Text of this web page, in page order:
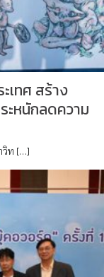
เทศ สร้าง
ะหนักลดความ
วิท […]